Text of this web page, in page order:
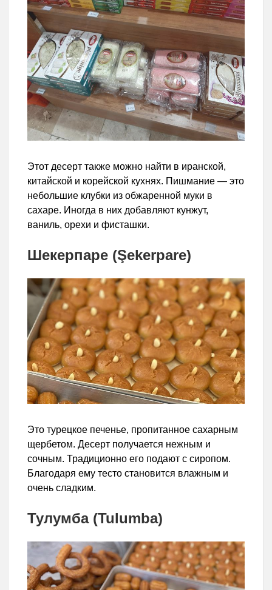
Этот десерт также можно найти в иранской,
китайской и корейской кухнях. Пишмание — это
небольшие клубки из обжаренной муки в
сахаре. Иногда в них добавляют кунжут,
ваниль, орехи и фисташки.
Шекерпаре (Şekerpare)
Это турецкое печенье, пропитанное сахарным
щербетом. Десерт получается нежным и
сочным. Традиционно его подают с сиропом.
Благодаря ему тесто становится влажным и
очень сладким.
Тулумба (Tulumba)